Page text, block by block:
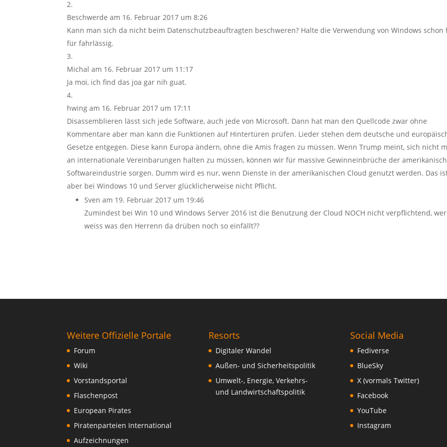
Beschwerde am 16. Februar 2017 um 8:26
Kann man sich da nicht beim Datenschutzbeauftragten beschweren? Halte die Verwendung von Windows schon
für fahrlässig.
Michal am 16. Februar 2017 um 11:17
Ja moi, ich find das joa gar nih guat.
hwing am 16. Februar 2017 um 17:11
Disassemblieren lässt sich jede Software, auch jede von Microsoft. Dann hat man den Quellcode zwar ohne
Kommentare aber man kann die Funktionen auf Hintertüren prüfen. Lieder stehen dem deutsche und
Gesetze entgegen. Diese kann Europa ändern, ohne die Amis fragen zu müssen. Wenn Trump meint, sich nicht
an internationale Vereinbarungen halten zu müssen, können wir für massive Gewinneinbrüche der
Softwareindustrie sorgen. Dumm wird es nur, wenn Dienste in der amerikanischen Cloud genutzt werden. Das
aber bei Windows 10 und Server glücklicherweise nicht Pflicht.
Sven am 19. Februar 2017 um 19:46
Zumindest bei Win 10 und Windows Server 2016 ist die Benutzung der Cloud NOCH nicht verpflichtend, wer
weiss was den Herrenn da drüben noch so einfällt??
Weitere Offizielle Portale
Forum
Wiki
Vorstandsportal
Flaschenpost
European Pirates
Piratenparteien International
Aufzeichnungen
Resorts
Digitaler Wandel
Außen- und Sicherheitspolitik
Umwelt-, Energie, Verkehrs-
und Landwirtschaftspolitik
Social Media
Fediverse
BlueSky
X (vormals Twitter)
Facebook
YouTube
Instagram